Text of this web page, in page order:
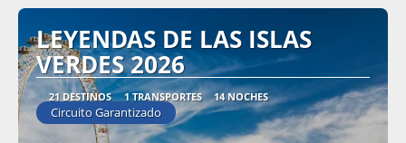
LEYENDAS DE LAS ISLAS
VERDES 2026
21 DESTINOS 1 TRANSPORTES 14 NOCHES
Circuito Garantizado